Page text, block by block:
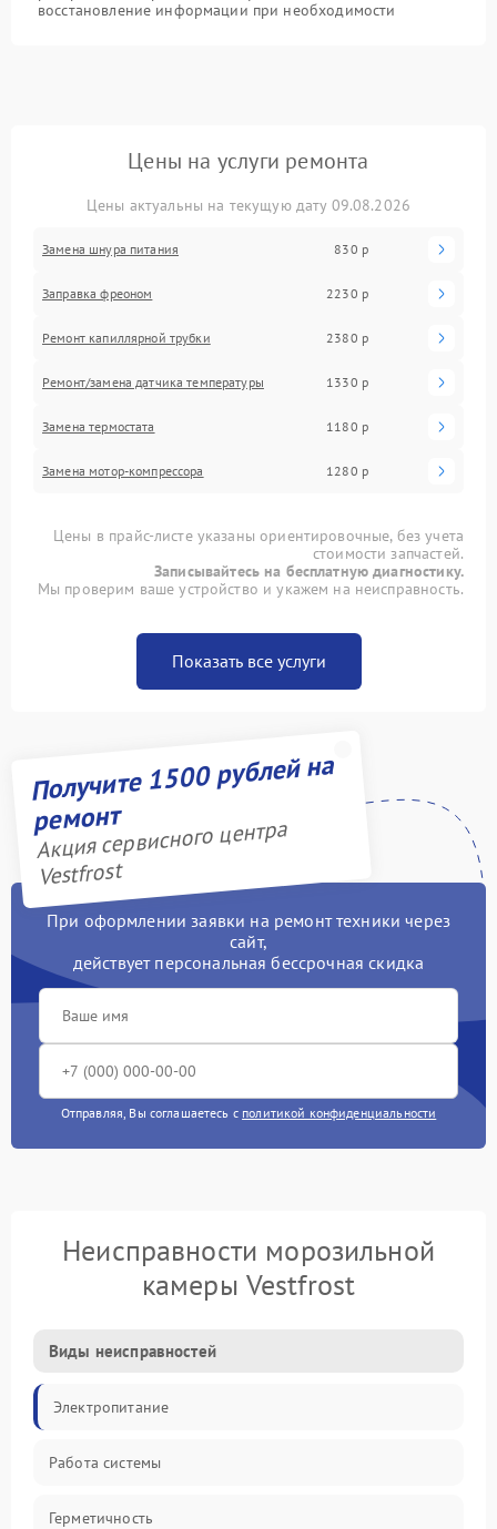
восстановление информации при необходимости
Цены на услуги ремонта
Цены актуальны на текущую дату 09.08.2026
Замена шнура питания 830 р
Заправка фреоном 2230 р
Ремонт капиллярной трубки 2380 р
Ремонт/замена датчика температуры 1330 р
Замена термостата 1180 р
Замена мотор-компрессора 1280 р
Цены в прайс-листе указаны ориентировочные, без учета
стоимости запчастей.
Записывайтесь на бесплатную диагностику.
Мы проверим ваше устройство и укажем на неисправность.
Показать все услуги
Получите 1500 рублей на
ремонт
Акция сервисного центра
Vestfrost
При оформлении заявки на ремонт техники через
сайт,
действует персональная бессрочная скидка
Отправляя, Вы соглашаетесь с политикой конфиденциальности
Неисправности морозильной
камеры Vestfrost
Виды неисправностей
Электропитание
Работа системы
Герметичность